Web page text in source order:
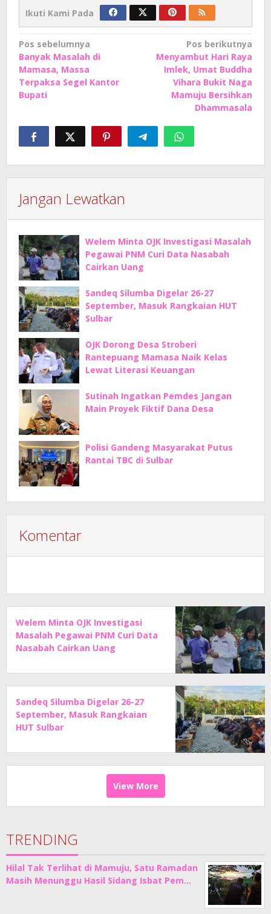
Ikuti Kami Pada
Navigasi
pos
Pos sebelumnya
Banyak Masalah di
Mamasa, Massa
Terpaksa Segel Kantor
Bupati
Pos berikutnya
Menyambut Hari Raya
Imlek, Umat Buddha
Vihara Bukit Naga
Mamuju Bersihkan
Dhammasala
Jangan Lewatkan
Welem Minta OJK Investigasi Masalah
Pegawai PNM Curi Data Nasabah
Cairkan Uang
Sandeq Silumba Digelar 26-27
September, Masuk Rangkaian HUT
Sulbar
OJK Dorong Desa Stroberi
Rantepuang Mamasa Naik Kelas
Lewat Literasi Keuangan
Sutinah Ingatkan Pemdes Jangan
Main Proyek Fiktif Dana Desa
Polisi Gandeng Masyarakat Putus
Rantai TBC di Sulbar
Komentar
Welem Minta OJK Investigasi
Masalah Pegawai PNM Curi Data
Nasabah Cairkan Uang
Sandeq Silumba Digelar 26-27
September, Masuk Rangkaian
HUT Sulbar
View More
TRENDING
Hilal Tak Terlihat di Mamuju, Satu Ramadan
Masih Menunggu Hasil Sidang Isbat Pem…